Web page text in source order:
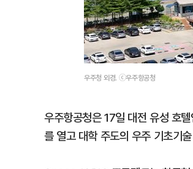
우주청 외경. ⓒ우주항공청
우주항공청은 17일 대전 유성
를 열고 대학 주도의 우주 기초기